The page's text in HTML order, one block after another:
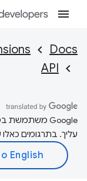
Docs
API
עליך. בתרגומים כאלו